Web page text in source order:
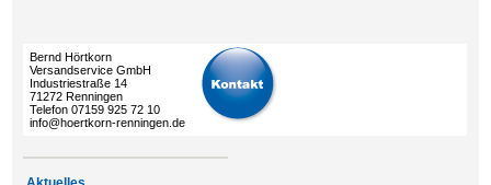
Bernd Hörtkorn
Versandservice GmbH
Industriestraße 14
71272 Renningen
Telefon 07159 925 72 10
info@hoertkorn-renningen.de